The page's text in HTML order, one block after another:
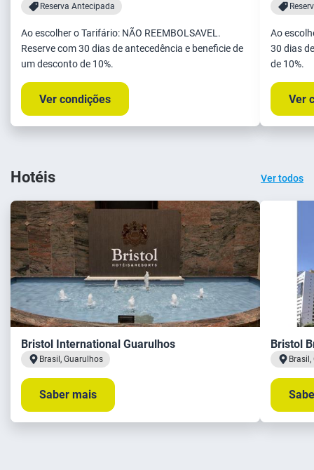
Reserva Antecipada
Ao escolher o Tarifário: NÃO REEMBOLSAVEL.
Reserve com 30 dias de antecedência e beneficie de
um desconto de 10%.
Ver condições
Ao
30 dias
de 10%.
Ver
Hotéis Ver todos
Bristol International Guarulhos
Brasil, Guarulhos
Saber mais
Bristol